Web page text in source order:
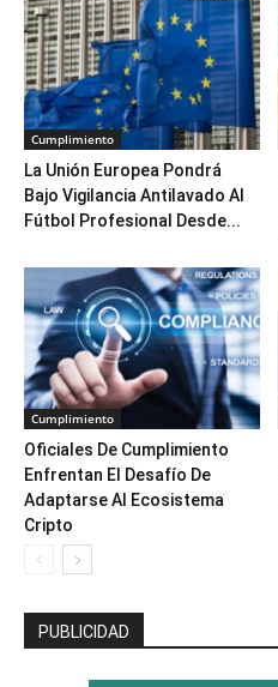
Cumplimiento
La Unión Europea Pondrá
Bajo Vigilancia Antilavado Al
Fútbol Profesional Desde...
Cumplimiento
Oficiales De Cumplimiento
Enfrentan El Desafío De
Adaptarse Al Ecosistema
Cripto
PUBLICIDAD